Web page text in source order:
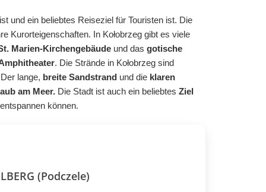
und ein beliebtes Reiseziel für Touristen ist. Die
Kurorteigenschaften. In Kołobrzeg gibt es viele
Marien-Kirchengebäudeund das gotische
. Die Strände in Kołobrzeg sind
lange, breite Sandstrandund die klaren
am Meer.Die Stadt ist auch ein beliebtes Ziel
können.
(Podczele)